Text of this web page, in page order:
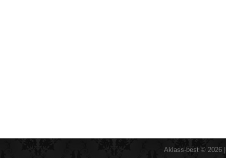
Aklass-best © 2026